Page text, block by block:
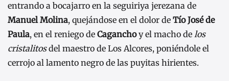
entrando a bocajarro en la seguiriya jerezana de
Manuel Molina, quejándose en el dolor de Tío José de
Paula, en el reniego de Caganchoy el macho de los
cristalitosdel maestro de Los Alcores, poniéndole el
cerrojo al lamento negro de las puyitas hirientes.